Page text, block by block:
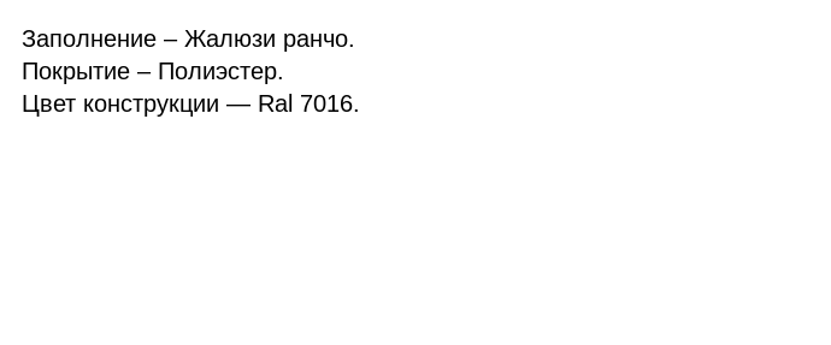
Заполнение – Жалюзи ранчо.
Покрытие – Полиэстер.
Цвет конструкции — Ral 7016.